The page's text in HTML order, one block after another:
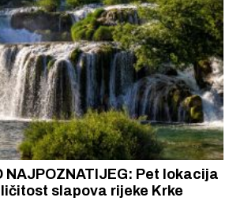
NAJPOZNATIJEG: Pet lokacija
slapova rijeke Krke